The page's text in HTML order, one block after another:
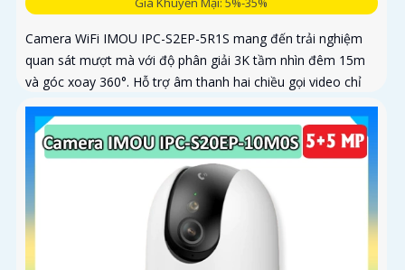
Camera WiFi IMOU IPC-S2EP-5R1S mang đến trải nghiệm
quan sát mượt mà với độ phân giải 3K tầm nhìn đêm 15m
và góc xoay 360°. Hỗ trợ âm thanh hai chiều gọi video chỉ
với một chạm và lưu trữ thẻ nhớ tới 256GB